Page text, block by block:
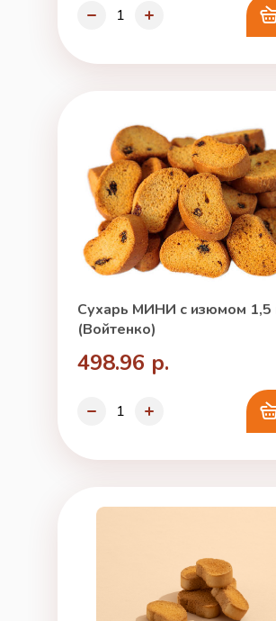
Сухарь МИНИ с изюмом 1,5
(Войтенко)
498.96 р.